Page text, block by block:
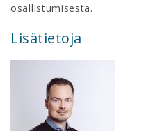
osallistumisesta.
Lisätietoja